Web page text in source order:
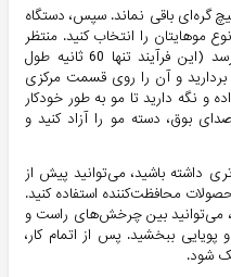
گره‌ای باقی نماند. سپس، دستگاه
موهایتان را انتخاب کنید. منتظر
بمانید تا دستگاه به دمای مورد نظر برسد (این فرآیند تنها 60 ثانیه طول
و آن را روی قسمت مرکزی
و نگه دارید تا مو به طور خودکار
بوق، دسته مو را آزاد کنید و
داشته باشید، می‌توانید پیش از
محافظت‌کننده استفاده کنید.
می‌توانید بین چرخش‌های راست و
ببخشید. پس از اتمام کار،
شود.